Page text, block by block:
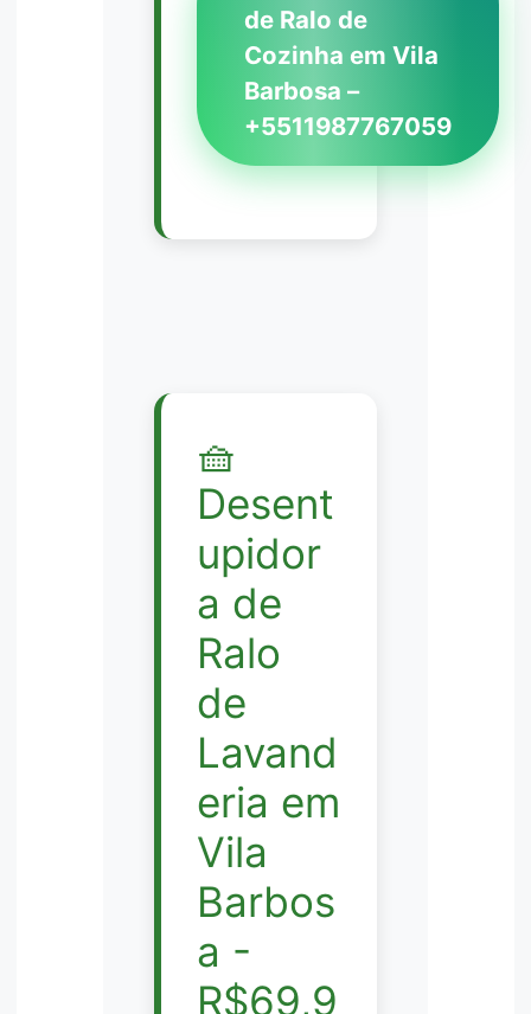
de Ralo de
Cozinha em Vila
Barbosa –
+5511987767059
🧺
Desent
upidor
a de
Ralo
de
Lavand
eria em
Vila
Barbos
a -
R$69,9